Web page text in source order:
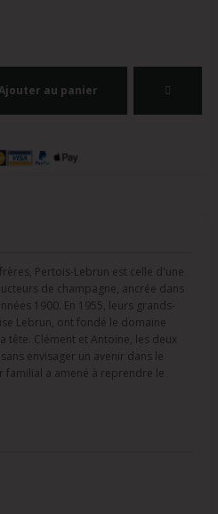
au panier
Pertois-Lebrun est celle d'une
de champagne, ancrée dans
1900. En 1955, leurs grands-
Lebrun, ont fondé le domaine
tête. Clément et Antoine, les deux
envisager un avenir dans le
familial a amené à reprendre le